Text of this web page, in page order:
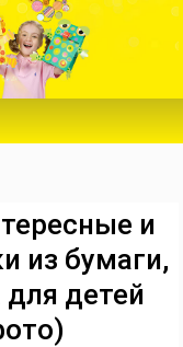
и
из бумаги,
для детей